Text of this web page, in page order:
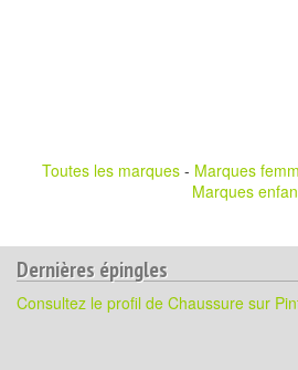
Toutes les marques - Marques
Marques
Dernières épingles
Consultez le profil de Chaussure sur